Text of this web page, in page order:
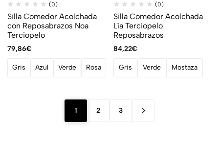
(0)
Silla Comedor Acolchada
con Reposabrazos Noa
Terciopelo
79,86€
Gris Azul Verde Rosa
(0)
Silla Comedor Acolchada
Lía Terciopelo
Reposabrazos
84,22€
Gris Verde Mostaza
1 2 3